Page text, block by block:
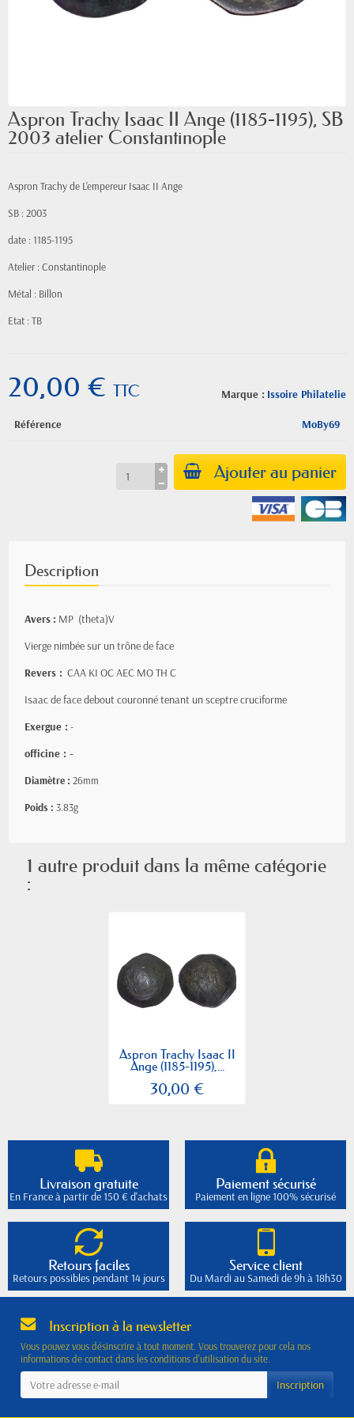
Aspron Trachy Isaac II Ange (1185-1195), SB
2003 atelier Constantinople
Aspron Trachy de L'empereur Isaac II Ange
SB : 2003
date : 1185-1195
Atelier : Constantinople
Métal : Billon
Etat : TB
Marque : Issoire Philatelie
20,00 € TTC
Référence MoBy69
Ajouter au panier
Description
Avers : MP (theta)V
Vierge nimbée sur un trône de face
Revers : CAA KI OC AEC MO TH C
Isaac de face debout couronné tenant un sceptre cruciforme
Exergue : -
officine : -
Diamètre : 26mm
Poids : 3.83g
1 autre produit dans la même catégorie
:
Aspron Trachy Isaac II
Ange (1185-1195),...
30,00 €
Livraison gratuite
En France à partir de 150 € d'achats
Paiement sécurisé
Paiement en ligne 100% sécurisé
Retours faciles
Retours possibles pendant 14 jours
Service client
Du Mardi au Samedi de 9h à 18h30
Inscription à la newsletter
Vous pouvez vous désinscrire à tout moment. Vous trouverez pour cela nos
informations de contact dans les conditions d'utilisation du site.